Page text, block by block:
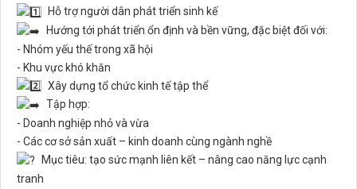
Hỗ trợ người dân phát triển sinh kế
Hướng tới phát triển ổn định và bền vững, đặc biệt đối với:
- Nhóm yếu thế trong xã hội
- Khu vực khó khăn
Xây dựng tổ chức kinh tế tập thể
Tập hợp:
- Doanh nghiệp nhỏ và vừa
- Các cơ sở sản xuất – kinh doanh cùng ngành nghề
Mục tiêu: tạo sức mạnh liên kết – nâng cao năng lực cạnh
tranh